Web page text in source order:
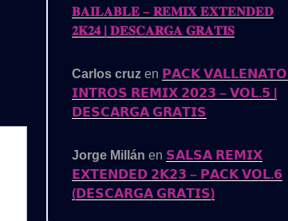
𝐁𝐀𝐈𝐋𝐀𝐁𝐋𝐄 – 𝐑𝐄𝐌𝐈𝐗 𝐄𝐗𝐓𝐄𝐍𝐃𝐄𝐃
𝟐𝐊𝟐𝟒 | 𝐃𝐄𝐒𝐂𝐀𝐑𝐆𝐀 𝐆𝐑𝐀𝐓𝐈𝐒
Carlos cruz en 𝗣𝗔𝗖𝗞
𝗜𝗡𝗧𝗥𝗢𝗦 𝗥𝗘𝗠𝗜𝗫 𝟮𝟬𝟮𝟯 – 𝗩𝗢𝗟.𝟱 |
𝗗𝗘𝗦𝗖𝗔𝗥𝗚𝗔 𝗚𝗥𝗔𝗧𝗜𝗦
Jorge Millán en 𝗦𝗔𝗟𝗦𝗔 𝗥𝗘𝗠𝗜𝗫
𝗘𝗫𝗧𝗘𝗡𝗗𝗘𝗗 𝟮𝗞𝟮𝟯 – 𝗣𝗔𝗖𝗞 𝗩𝗢𝗟.𝟲
(𝗗𝗘𝗦𝗖𝗔𝗥𝗚𝗔 𝗚𝗥𝗔𝗧𝗜𝗦)